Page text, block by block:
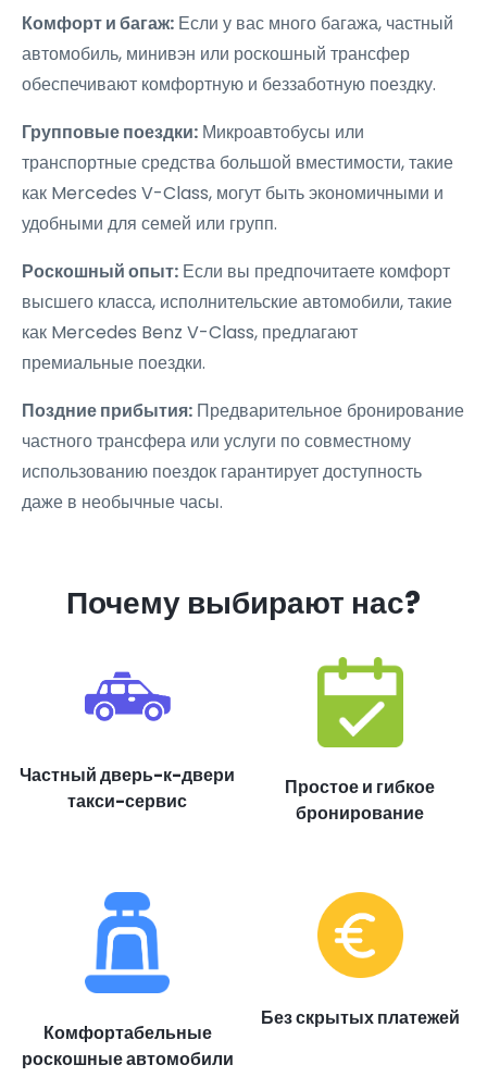
Комфорт и багаж: Если у вас много багажа, частный
автомобиль, минивэн или роскошный трансфер
обеспечивают комфортную и беззаботную поездку.
Групповые поездки: Микроавтобусы или
транспортные средства большой вместимости, такие
как Mercedes V-Class, могут быть экономичными и
удобными для семей или групп.
Роскошный опыт: Если вы предпочитаете комфорт
высшего класса, исполнительские автомобили, такие
как Mercedes Benz V-Class, предлагают
премиальные поездки.
Поздние прибытия: Предварительное бронирование
частного трансфера или услуги по совместному
использованию поездок гарантирует доступность
даже в необычные часы.
Почему выбирают нас?
Частный дверь-к-двери
такси-сервис
Простое и гибкое
бронирование
Комфортабельные
роскошные автомобили
Без скрытых платежей